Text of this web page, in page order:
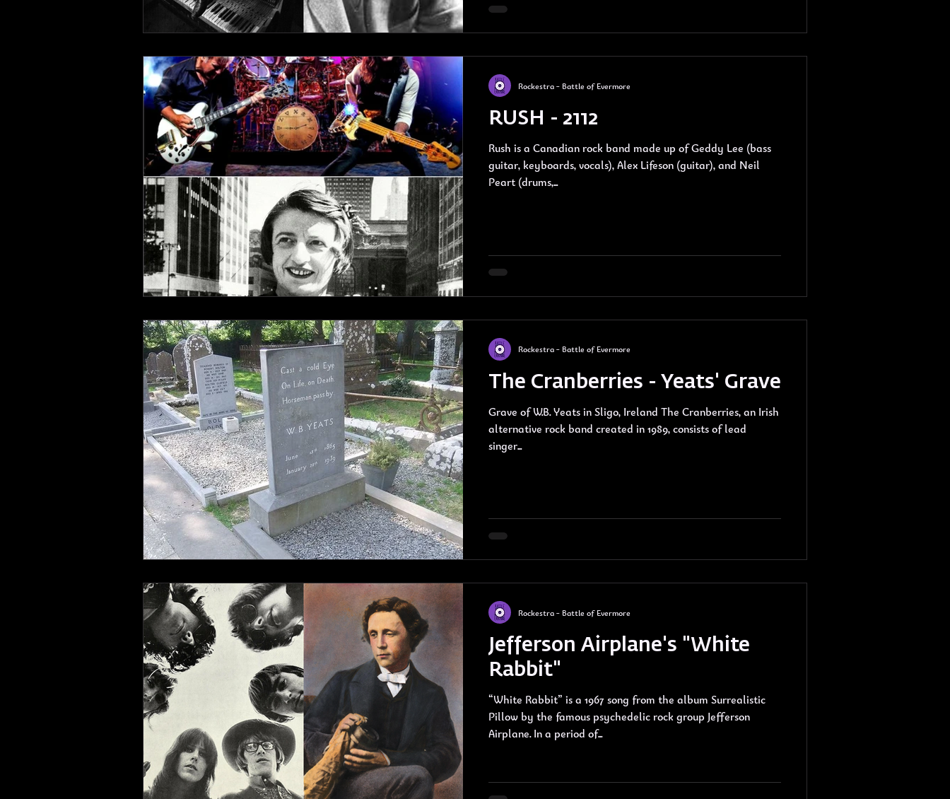
RUSH - 2112
Rush is a Canadian rock band made up of Geddy Lee (bass
guitar, keyboards, vocals), Alex Lifeson (guitar), and Neil
Peart (drums,...
Rockestra - Battle of Evermore
The Cranberries - Yeats' Grave
Grave of W.B. Yeats in Sligo, Ireland The Cranberries, an Irish
alternative rock band created in 1989, consists of lead
singer...
Rockestra - Battle of Evermore
Jefferson Airplane's "White
Rabbit"
“White Rabbit” is a 1967 song from the album Surrealistic
Pillow by the famous psychedelic rock group Jefferson
Airplane. In a period of...
Rockestra - Battle of Evermore